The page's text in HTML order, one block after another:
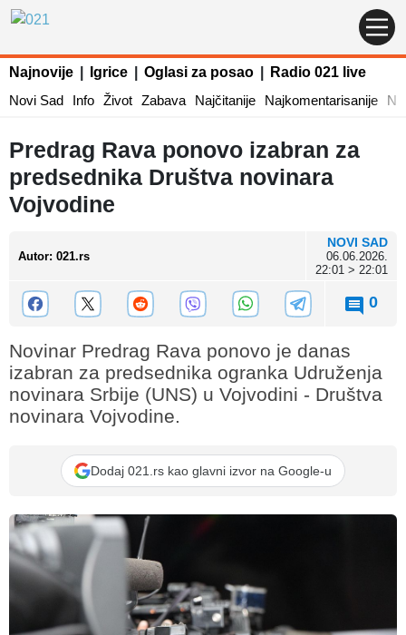
Najnovije Igrice Oglasi za posao
Radio 021 live
Novi Sad
Info Život Zabava Najčitanije Najkomentarisanije
Predrag Rava ponovo izabran za
predsednika Društva novinara
Vojvodine
Autor: 021.rs
NOVI SAD
06.06.2026.
22:01 > 22:01
0
Novinar Predrag Rava ponovo je danas
izabran za predsednika ogranka Udruženja
novinara Srbije (UNS) u Vojvodini - Društva
novinara Vojvodine.
Dodaj 021.rs kao glavni izvor na Google-u